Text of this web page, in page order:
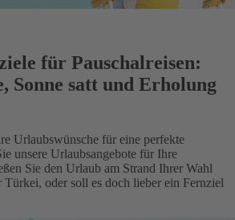
für Pauschalreisen:
Sonne satt und Erholung
Urlaubswünsche für eine perfekte
unsere Urlaubsangebote für Ihre
Sie den Urlaub am Strand Ihrer Wahl
Türkei, oder soll es doch lieber ein Fernziel